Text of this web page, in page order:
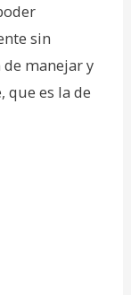
sin
manejar y
es la de